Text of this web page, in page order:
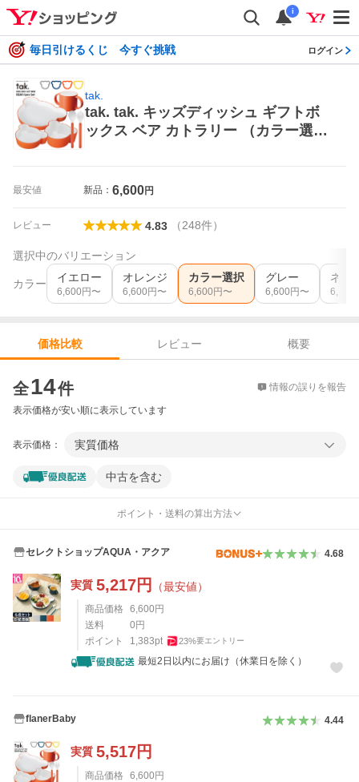
i
毎日引けるくじ 今すぐ挑戦 ログイン
tak.
tak. tak. キッズディッシュ ギフトボ
ックス ベア カトラリー （カラー選
最安値 新品： 6,600円
レビュー 4.83 （248件）
選択中のバリエーション
カラー イエロー
6,600 円〜
オレンジ
6,600 円〜
カラー選択
6,600 円〜
グレー
6,600 円〜
ネイ
6,600
価格比較 レビュー
概要
全14件 情報の誤りを報告
表示価格が安い順に表示しています
表示価格： 実質価格
中古を含む
ポイント・送料の算出方法
セレクトショップAQUA・アクア 4.68
実質 5,217円 （最安値）
商品価格 6,600 円
送料
0 円
ポイント
1,383pt 23%要エントリー
最短2日以内にお届け（休業日を除く）
flanerBaby 4.44
実質 5,517円
商品価格 6,600 円